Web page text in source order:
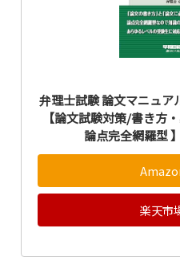
弁理士試験 論文マニュ
【論文試験対策/書き方
論点完全網羅型
楽天市